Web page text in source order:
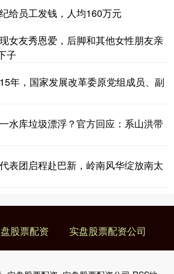
给员工发钱，人均160万元
女友秀恩爱，后脚和其他女性朋友亲
子
年，国家发展改革委原党组成员、副
水库垃圾漂浮？官方回应：系山洪带
表团启程赴巴新，岭南风华绽放南太
股票配资 实盘股票配资公司